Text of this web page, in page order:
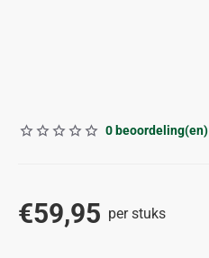
0 beoordeling(en)
€59,95 per stuks